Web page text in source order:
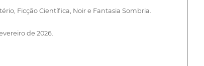
Ficção Científica, Noir e Fantasia Sombria.
de 2026.